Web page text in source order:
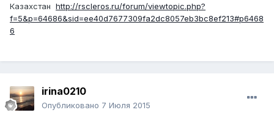
Казахстан http://rscleros.ru/forum/viewtopic.php?
f=5&p=64686&sid=ee40d7677309fa2dc8057eb3bc8ef213#p6468
6
irina0210
Опубликовано 7 Июля 2015